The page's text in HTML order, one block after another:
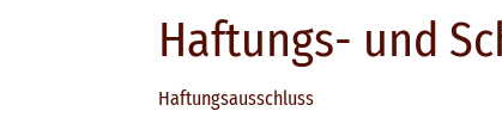
Haftungs- und
Haftungsausschluss